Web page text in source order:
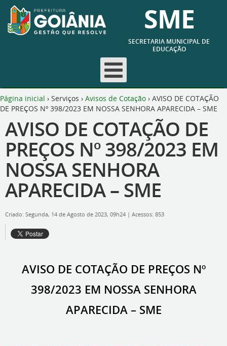
SME
SECRETARIA MUNICIPAL DE
EDUCAÇÃO
Página inicial › Serviços › Avisos de Cotação › AVISO DE COTAÇÃO
DE PREÇOS Nº 398/2023 EM NOSSA SENHORA APARECIDA – SME
AVISO DE COTAÇÃO DE
PREÇOS Nº 398/2023 EM
NOSSA SENHORA
APARECIDA – SME
Criado: Segunda, 14 de Agosto de 2023, 09h24 | Acessos: 853
AVISO DE COTAÇÃO DE PREÇOS Nº
398/2023 EM NOSSA SENHORA
APARECIDA – SME